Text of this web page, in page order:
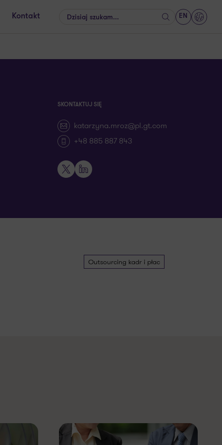
Kontakt Szukaj
EN
SKONTAKTUJ SIĘ
katarzyna.mroz@pl.gt.com
+48 885 887 843
X LinkedIn
Outsourcing kadr i płac